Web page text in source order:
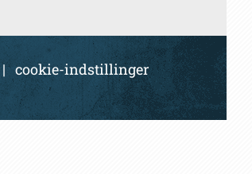
cookie-indstillinger